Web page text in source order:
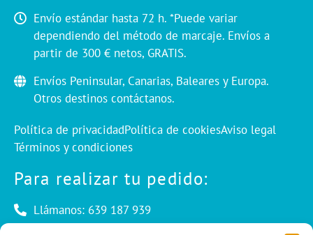
Envío estándar hasta 72 h. *Puede variar
dependiendo del método de marcaje. Envíos a
partir de 300 € netos, GRATIS.
Envíos Peninsular, Canarias, Baleares y Europa.
Otros destinos contáctanos.
Política de privacidadPolítica de cookiesAviso legal
Términos y condiciones
Para realizar tu pedido:
Llámanos: 639 187 939